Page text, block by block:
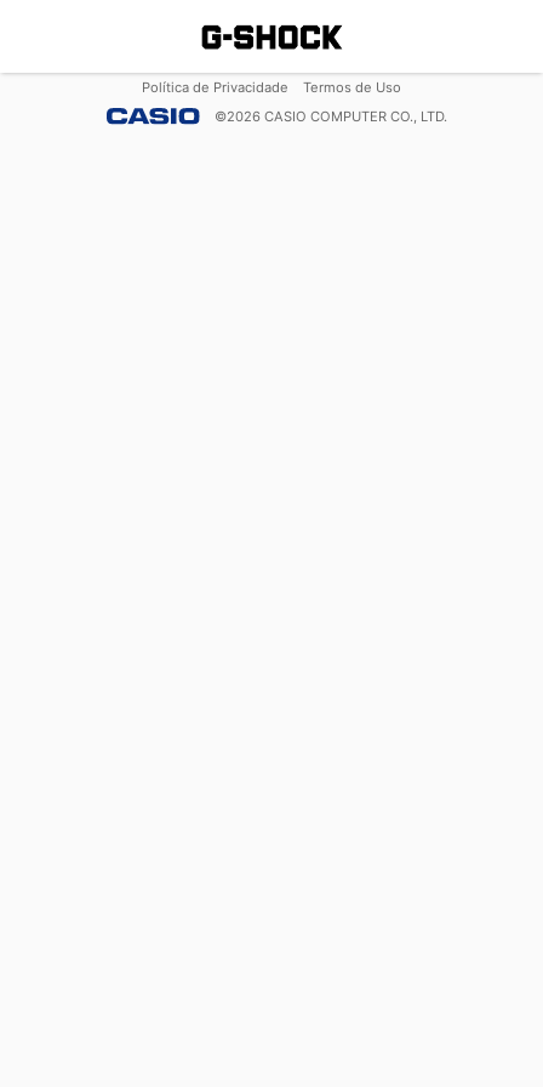
Política de Privacidade
Termos de Uso
©2026 CASIO COMPUTER CO., LTD.